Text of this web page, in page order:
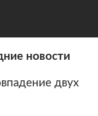
новости
двух